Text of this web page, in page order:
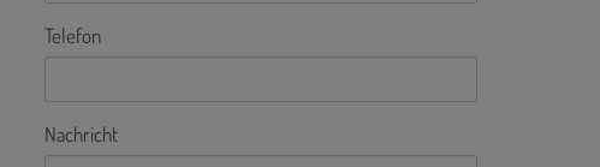
Telefon
Nachricht